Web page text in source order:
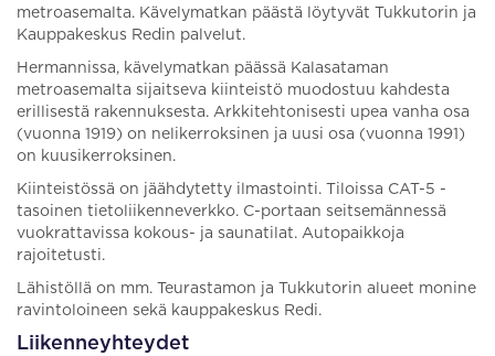
metroasemalta. Kävelymatkan päästä löytyvät Tukkutorin ja
Kauppakeskus Redin palvelut.
Hermannissa, kävelymatkan päässä Kalasataman
metroasemalta sijaitseva kiinteistö muodostuu kahdesta
erillisestä rakennuksesta. Arkkitehtonisesti upea vanha osa
(vuonna 1919) on nelikerroksinen ja uusi osa (vuonna 1991)
on kuusikerroksinen.
Kiinteistössä on jäähdytetty ilmastointi. Tiloissa CAT-5 -
tasoinen tietoliikenneverkko. C-portaan seitsemännessä
vuokrattavissa kokous- ja saunatilat. Autopaikkoja
rajoitetusti.
Lähistöllä on mm. Teurastamon ja Tukkutorin alueet monine
ravintoloineen sekä kauppakeskus Redi.
Liikenneyhteydet